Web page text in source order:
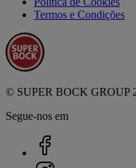
Termos e Condições
© SUPER BOCK GROUP
Segue-nos em